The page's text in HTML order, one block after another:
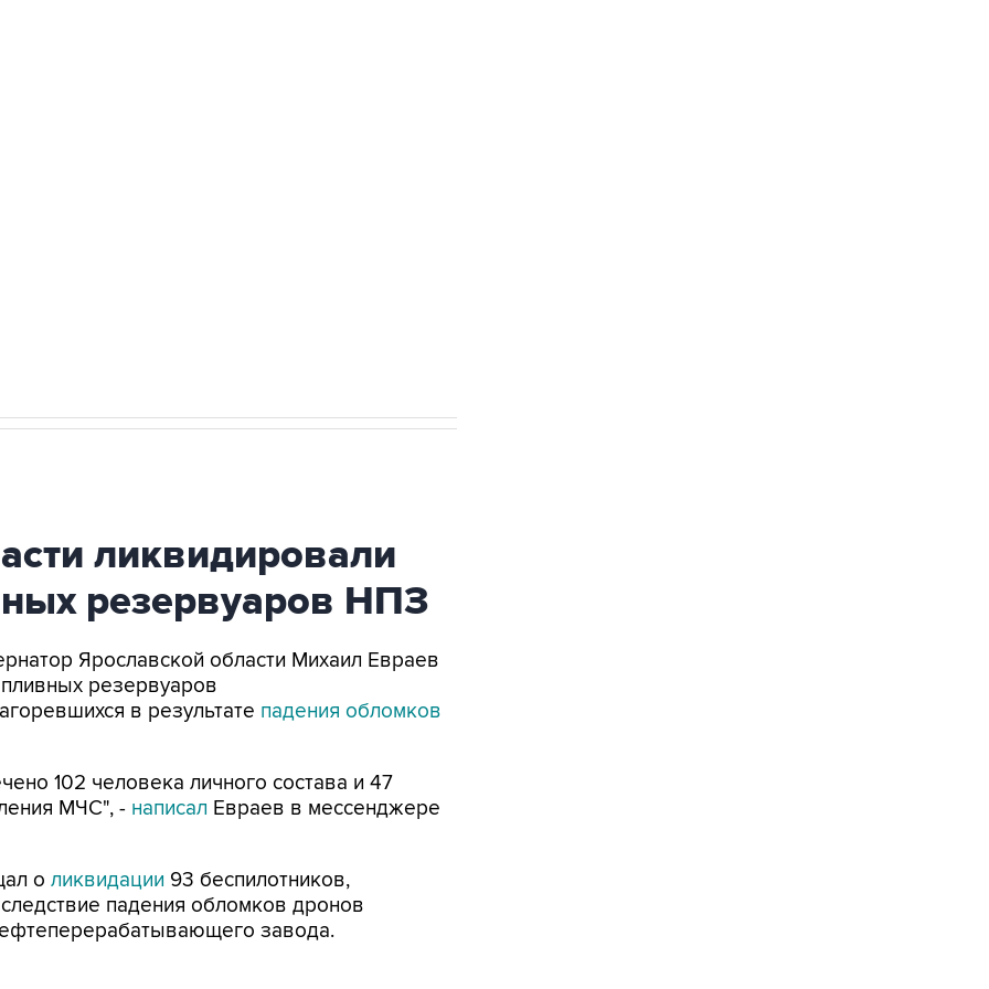
ликвидировали
резервуаров НПЗ
Ярославской области Михаил Евраев
резервуаров
в результате падения обломков
102 человека личного состава и 47
МЧС", - написал Евраев в мессенджере
о ликвидации 93 беспилотников,
падения обломков дронов
завода.